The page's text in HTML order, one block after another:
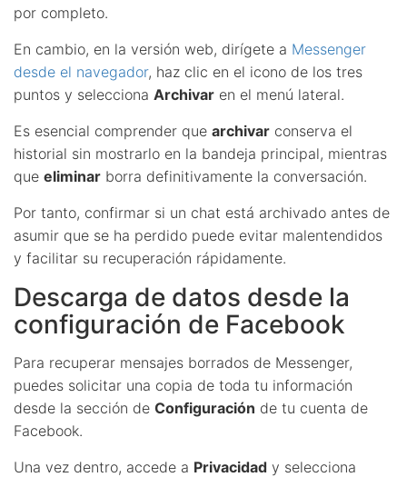
por completo.
En cambio, en la versión web, dirígete a Messenger
desde el navegador, haz clic en el icono de los tres
puntos y selecciona Archivar en el menú lateral.
Es esencial comprender que archivar conserva el
historial sin mostrarlo en la bandeja principal, mientras
que eliminar borra definitivamente la conversación.
Por tanto, confirmar si un chat está archivado antes de
asumir que se ha perdido puede evitar malentendidos
y facilitar su recuperación rápidamente.
Descarga de datos desde la
configuración de Facebook
Para recuperar mensajes borrados de Messenger,
puedes solicitar una copia de toda tu información
desde la sección de Configuración de tu cuenta de
Facebook.
Una vez dentro, accede a Privacidad y selecciona